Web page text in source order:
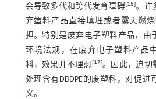
会导致多代和跨代发育障碍[15]。许
弃塑料产品直接填埋或者露天燃烧
担。特别是废弃电子塑料产品，由
环境法规，在废弃电子塑料产品
料，效果并不理想[17]。因此，迫切
处理含有DBDPE的废塑料，对促进
义。